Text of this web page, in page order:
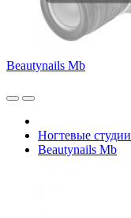
Beautynails Mb
Ногтевые студии
Beautynails Mb